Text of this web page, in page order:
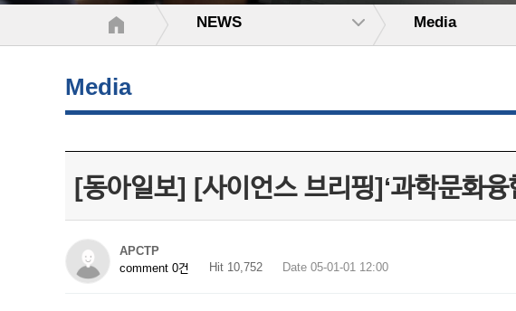
NEWS Media
Media
[동아일보] [사이언스 브리핑]‘과학문화융
APCTP
comment 0건
Hit 10,752 Date 05-01-01 12:00